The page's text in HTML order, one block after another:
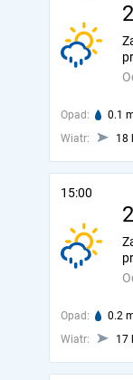
Opad: 0.1
Wiatr:
18
15:00
Opad: 0.2
Wiatr:
17